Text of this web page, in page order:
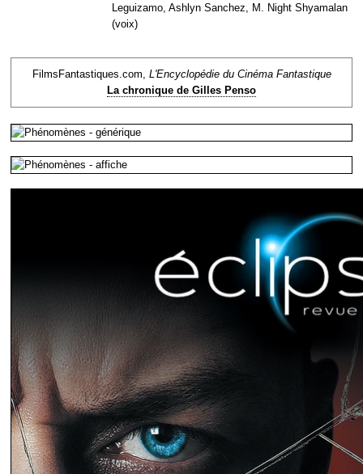
Leguizamo, Ashlyn Sanchez, M. Night Shyamalan
(voix)
FilmsFantastiques.com, L'Encyclopédie du Cinéma Fantastique
La chronique de Gilles Penso